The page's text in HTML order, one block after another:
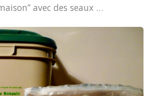
avec des seaux …